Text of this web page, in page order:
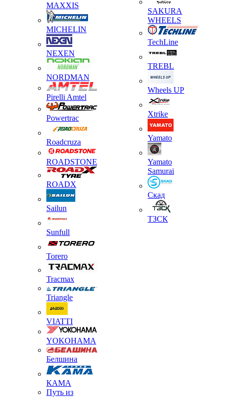
MAXXIS
MICHELIN
NEXEN
NORDMAN
Pirelli Amtel
Powertrac
Roadcruza
ROADSTONE
ROADX
Sailun
Sunfull
Torero
Tracmax
Triangle
VIATTI
YOKOHAMA
Белшина
КАМА
Путь из
SAKURA
WHEELS
TechLine
TREBL
Wheels UP
Xtrike
Yamato
Yamato
Samurai
Скад
ТЗСК